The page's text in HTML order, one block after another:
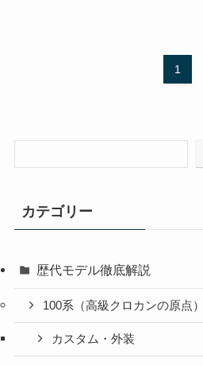
1
カテゴリー
歴代モデル徹底解説
100系（高級クロカンの原点）
カスタム・外装